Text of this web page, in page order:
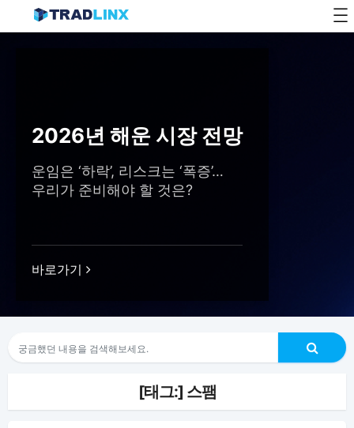
2026년 해운 시장 전망
운임은 ‘하락’, 리스크는 ‘폭증’…
우리가 준비해야 할 것은?
바로가기
[태그:] 스팸